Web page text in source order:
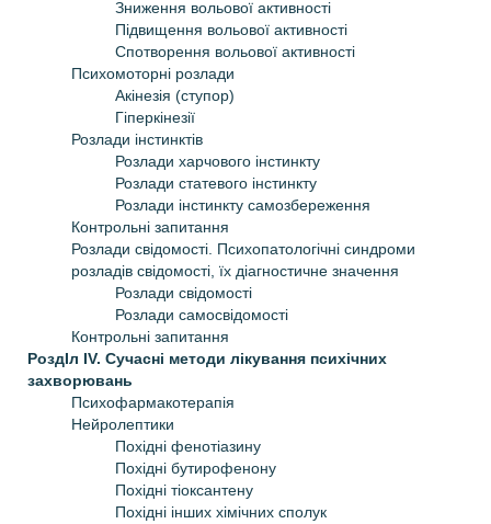
Зниження вольової активності
Підвищення вольової активності
Спотворення вольової активності
Психомоторні розлади
Акінезія (ступор)
Гіперкінезії
Розлади інстинктів
Розлади харчового інстинкту
Розлади статевого інстинкту
Розлади інстинкту самозбереження
Контрольні запитання
Розлади свідомості. Психопатологічні синдроми
розладів свідомості, їх діагностичне значення
Розлади свідомості
Розлади самосвідомості
Контрольні запитання
РоздIл IV. Сучасні методи лікування психічних
захворювань
Психофармакотерапія
Нейролептики
Похідні фенотіазину
Похідні бутирофенону
Похідні тіоксантену
Похідні інших хімічних сполук